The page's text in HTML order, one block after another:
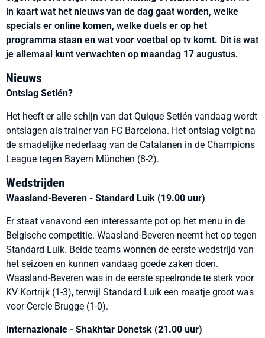
in kaart wat het nieuws van de dag gaat worden, welke
specials er online komen, welke duels er op het
programma staan en wat voor voetbal op tv komt. Dit is wat
je allemaal kunt verwachten op maandag 17 augustus.
Nieuws
Ontslag Setién?
Het heeft er alle schijn van dat Quique Setién vandaag wordt
ontslagen als trainer van FC Barcelona. Het ontslag volgt na
de smadelijke nederlaag van de Catalanen in de Champions
League tegen Bayern München (8-2).
Wedstrijden
Waasland-Beveren - Standard Luik (19.00 uur)
Er staat vanavond een interessante pot op het menu in de
Belgische competitie. Waasland-Beveren neemt het op tegen
Standard Luik. Beide teams wonnen de eerste wedstrijd van
het seizoen en kunnen vandaag goede zaken doen.
Waasland-Beveren was in de eerste speelronde te sterk voor
KV Kortrijk (1-3), terwijl Standard Luik een maatje groot was
voor Cercle Brugge (1-0).
Internazionale - Shakhtar Donetsk (21.00 uur)